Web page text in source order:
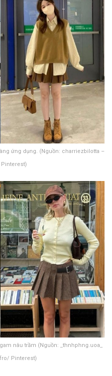
ứng dụng. (Nguồn: charriezbilotta –
nâu trầm (Nguồn: _thnhphng.uoa_
Pinterest)